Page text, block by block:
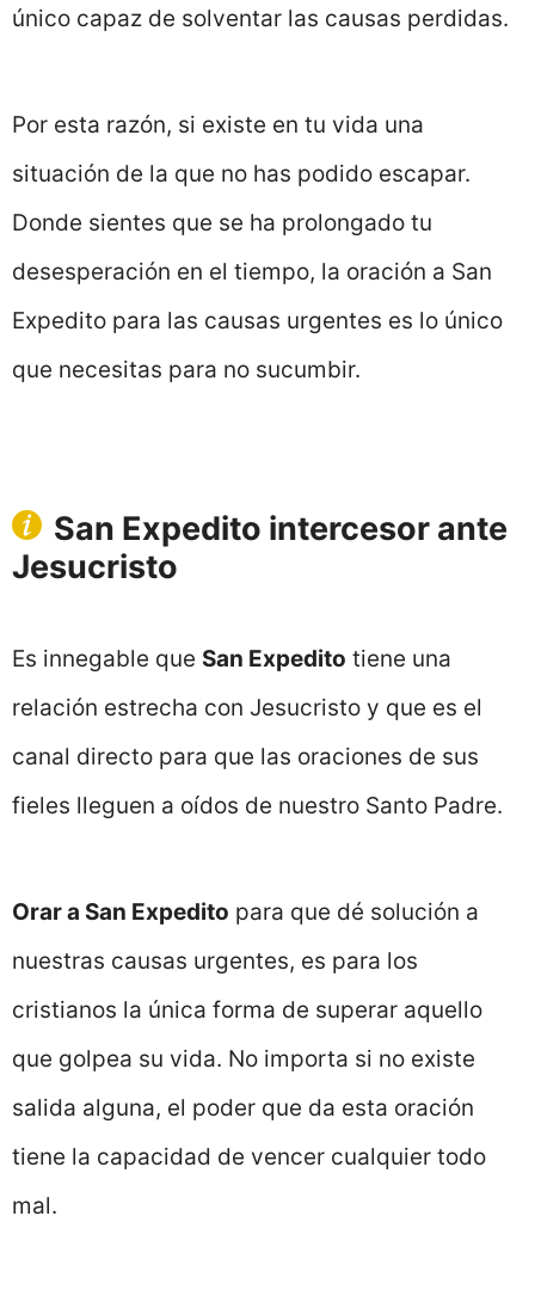
único capaz de solventar las causas perdidas.
Por esta razón, si existe en tu vida una
situación de la que no has podido escapar.
Donde sientes que se ha prolongado tu
desesperación en el tiempo, la oración a San
Expedito para las causas urgentes es lo único
que necesitas para no sucumbir.
San Expedito intercesor ante
Jesucristo
Es innegable que San Expedito tiene una
relación estrecha con Jesucristo y que es el
canal directo para que las oraciones de sus
fieles lleguen a oídos de nuestro Santo Padre.
Orar a San Expedito para que dé solución a
nuestras causas urgentes, es para los
cristianos la única forma de superar aquello
que golpea su vida. No importa si no existe
salida alguna, el poder que da esta oración
tiene la capacidad de vencer cualquier todo
mal.